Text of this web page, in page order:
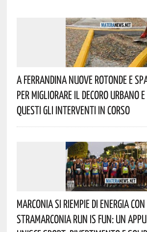
A Ferrandina Nuove Rotonde E
Per Migliorare Il Decoro Urbano
Questi Gli Interventi In Corso
Marconia Si Riempie Di Energia
StraMarconia Run Is Fun: Un